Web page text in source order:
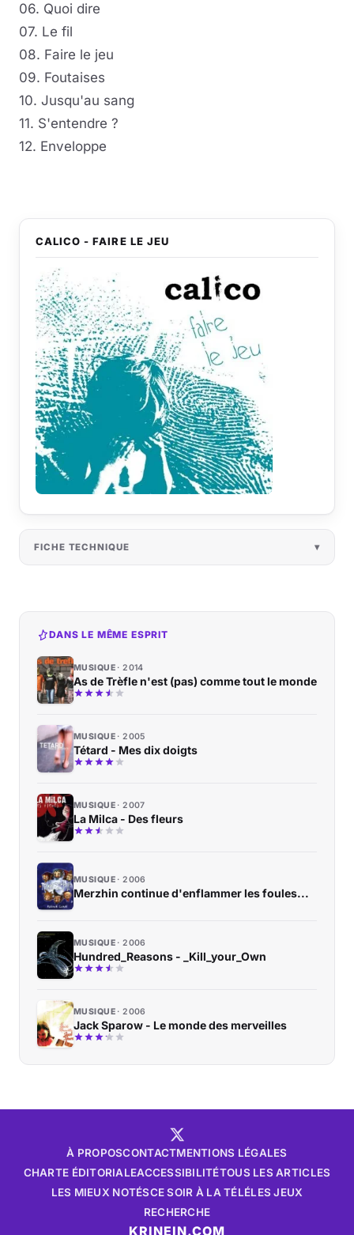
06. Quoi dire
07. Le fil
08. Faire le jeu
09. Foutaises
10. Jusqu'au sang
11. S'entendre ?
12. Enveloppe
CALICO - FAIRE LE JEU
FICHE TECHNIQUE
DANS LE MÊME ESPRIT
MUSIQUE 2014
As de Trèfle n'est (pas) comme tout le monde
MUSIQUE 2005
Tétard - Mes dix doigts
MUSIQUE 2007
La Milca - Des fleurs
MUSIQUE 2006
Merzhin continue d'enflammer les foules...
MUSIQUE 2006
Hundred_Reasons - _Kill_your_Own
MUSIQUE 2006
Jack Sparow - Le monde des merveilles
À PROPOSCONTACTMENTIONS LÉGALES
CHARTE ÉDITORIALEACCESSIBILITÉTOUS LES ARTICLES
LES MIEUX NOTÉSCE SOIR À LA TÉLÉLES JEUX
RECHERCHE
KRINEIN.COM